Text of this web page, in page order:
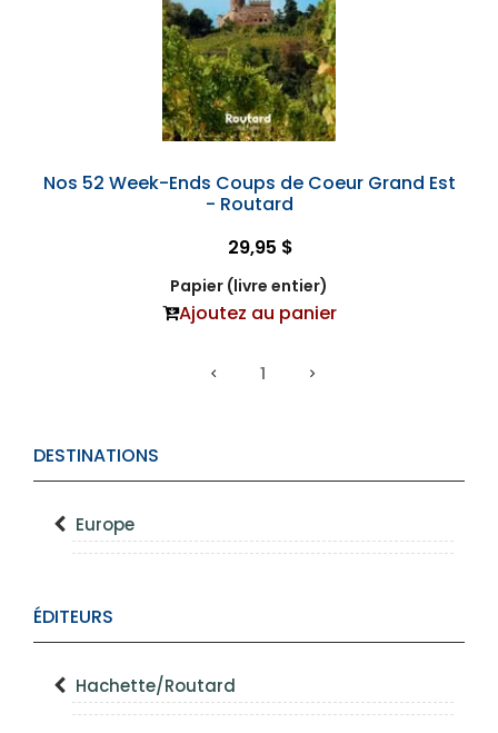
DESTINATIONS
Europe
ÉDITEURS
Hachette/Routard
Nos 52 Week-Ends Coups de Coeur Grand Est
- Routard
29,95 $
Papier (livre entier)
Ajoutez au panier
1